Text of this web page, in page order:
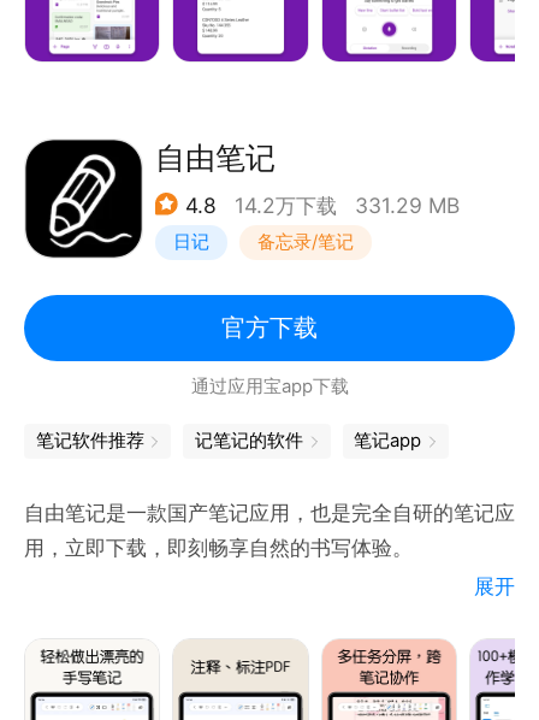
使用标记，可以标记待办事项列表、跟进项目、标记重
要内容或设置自定义标签。将 OneNote 用作笔记本、
与任何人协作
OneNote 可跨所有设备同步你的笔记，让更多人同时
协作处理同一内容。
OneNote 既适合个人使用，又适合团队共享。将其用
作记事本，记录团队会议、就项目进行集体讨论，突出
要点或整理关键资源，以便随时可以使用所需内容。实
时协作，保持同步。OneNote 可在你喜爱的设备上使
助力学业
OneNote 是学生和教师的绝佳辅助工具。学生使用它
可以在课堂上轻松记录、整理笔记和添加网络内容并下
一次作业收集灵感、绘制思维导图并激发创意。老师使
用它可以规划课程并随时获取所需信息。
自由笔记
4.8 14.2万下载 331.29 MB
日记 备忘录/笔记
官方下载
通过应用宝app下载
笔记软件推荐 记笔记的软件 笔记app
自由笔记是一款国产笔记应用，也是完全自研的笔记应
用，立即下载，即刻畅享自然的书写体验。
- 真实笔触： 结合手写笔，你可以在电子设备上感受
到逼真的笔触，从而实现在数字平台上书写的自然感
展开